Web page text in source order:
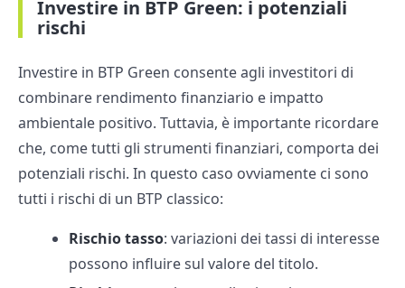
Investire in BTP Green: i potenziali
rischi
Investire in BTP Green consente agli investitori di
combinare rendimento finanziario e impatto
ambientale positivo. Tuttavia, è importante ricordare
che, come tutti gli strumenti finanziari, comporta dei
potenziali rischi. In questo caso ovviamente ci sono
tutti i rischi di un BTP classico:
Rischio tasso: variazioni dei tassi di interesse
possono influire sul valore del titolo.